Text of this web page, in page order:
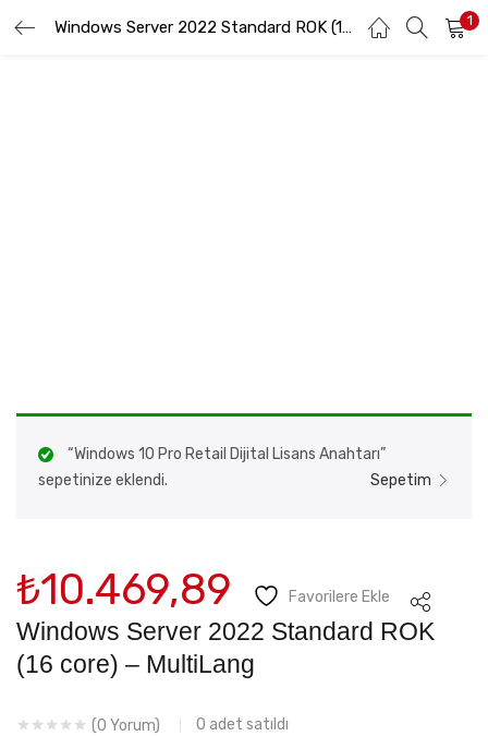
Windows Server 2022 Standard ROK (16 core) – MultiLang 1
GIRIŞ YAP KAYIT OL
“Windows 10 Pro Retail Dijital Lisans Anahtarı”
sepetinize eklendi.
Sepetim
Favorilere Ekle
Windows Server 2022 Standard ROK
(16 core) – MultiLang
(0 Yorum) 0 adet satıldı
₺10.469,89